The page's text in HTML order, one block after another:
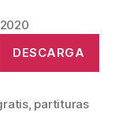
DESCARGA
, partituras